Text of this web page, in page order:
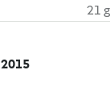
21 g